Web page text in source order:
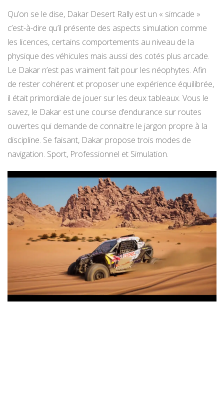
Qu’on se le dise, Dakar Desert Rally est un « simcade »
c’est-à-dire qu’il présente des aspects simulation comme
les licences, certains comportements au niveau de la
physique des véhicules mais aussi des cotés plus arcade.
Le Dakar n’est pas vraiment fait pour les néophytes. Afin
de rester cohérent et proposer une expérience équilibrée,
il était primordiale de jouer sur les deux tableaux. Vous le
savez, le Dakar est une course d’endurance sur routes
ouvertes qui demande de connaitre le jargon propre à la
discipline. Se faisant, Dakar propose trois modes de
navigation. Sport, Professionnel et Simulation.